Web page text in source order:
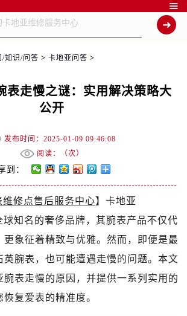

/知识/问答 > 卡地亚问答 >
表走慢之谜：实用解决策略大
公开
发布时间：2025-01-09 09:46:08
阅读：（次）
到：
维修点售后服务中心】卡地亚
球知名的奢侈品牌，其腕表产品不仅代
更象征着精致与优雅。然而，即便是最
英腕表，也可能遭遇走慢的问题。本文
腕表走慢的原因，并提供一系列实用的
复爱表的精准度。